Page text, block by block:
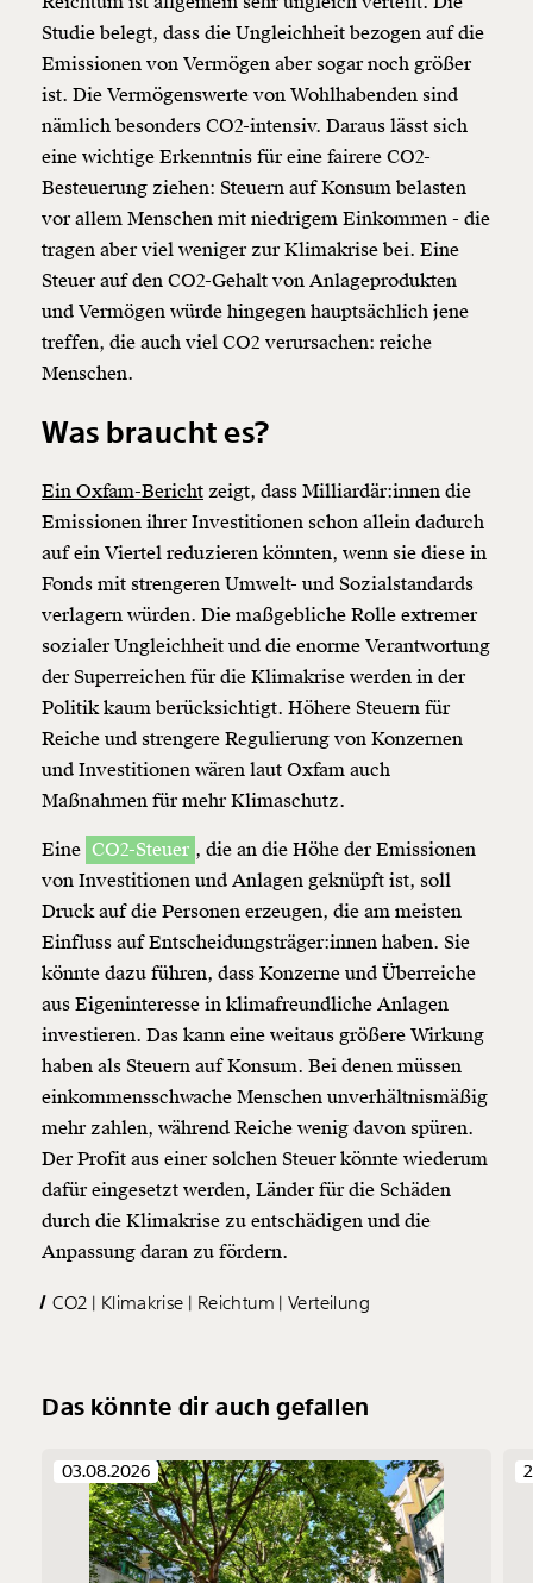
Studie belegt, dass die Ungleichheit bezogen auf die
Emissionen von Vermögen aber sogar noch größer
ist. Die Vermögenswerte von Wohlhabenden sind
nämlich besonders CO2-intensiv. Daraus lässt sich
eine wichtige Erkenntnis für eine fairere CO2-
Besteuerung ziehen: Steuern auf Konsum belasten
vor allem Menschen mit niedrigem Einkommen - die
tragen aber viel weniger zur Klimakrise bei. Eine
Steuer auf den CO2-Gehalt von Anlageprodukten
und Vermögen würde hingegen hauptsächlich jene
treffen, die auch viel CO2 verursachen: reiche
Menschen.
Was braucht es?
Ein Oxfam-Bericht zeigt, dass Milliardär:innen die
Emissionen ihrer Investitionen schon allein dadurch
auf ein Viertel reduzieren könnten, wenn sie diese in
Fonds mit strengeren Umwelt- und Sozialstandards
verlagern würden. Die maßgebliche Rolle extremer
sozialer Ungleichheit und die enorme Verantwortung
der Superreichen für die Klimakrise werden in der
Politik kaum berücksichtigt. Höhere Steuern für
Reiche und strengere Regulierung von Konzernen
und Investitionen wären laut Oxfam auch
Maßnahmen für mehr Klimaschutz.
Eine CO2-Steuer , die an die Höhe der Emissionen
von Investitionen und Anlagen geknüpft ist, soll
Druck auf die Personen erzeugen, die am meisten
Einfluss auf Entscheidungsträger:innen haben. Sie
könnte dazu führen, dass Konzerne und Überreiche
aus Eigeninteresse in klimafreundliche Anlagen
investieren. Das kann eine weitaus größere Wirkung
haben als Steuern auf Konsum. Bei denen müssen
einkommensschwache Menschen unverhältnismäßig
mehr zahlen, während Reiche wenig davon spüren.
Der Profit aus einer solchen Steuer könnte wiederum
dafür eingesetzt werden, Länder für die Schäden
durch die Klimakrise zu entschädigen und die
Anpassung daran zu fördern.
CO2 Klimakrise Reichtum Verteilung
Das könnte dir auch gefallen
03.08.2026